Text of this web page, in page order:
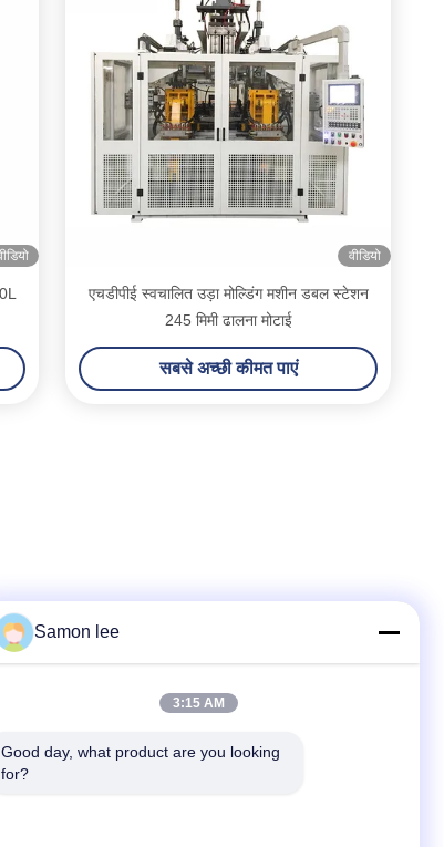
वीडियो
एचडीपीई स्वचालित उड़ा मोल्डिंग मशीन डबल स्टेशन
245 मिमी ढालना मोटाई
सबसे अच्छी कीमत पाएं
टेलीफोन
Samon lee
3:15 AM
Good day, what product are you looking
for?